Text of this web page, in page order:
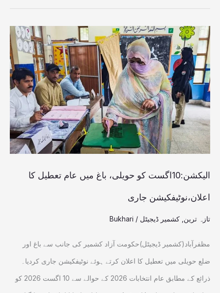
الیکشن:10اگست کو حویلی، باغ میں عام تعطیل کا
اعلان،نوٹیفکیشن جاری
تازہ ترین کشمیر ڈیجیٹل /
Bukhari
مظفرآباد(کشمیر ڈیجیٹل)حکومت آزاد کشمیر کی جانب سے باغ اور
ضلع حویلی میں تعطیل کا اعلان کرتے ہوئے نوٹیفکیشن جاری کردیا۔
ذرائع کے مطابق عام انتخابات 2026 کے حوالے سے 10 اگست 2026 کو
الیکشن:10اگست
کو
حویلی،
باغ
میں عام
تعطیل
کا
اعلان،نوٹیفکیشن
جاری